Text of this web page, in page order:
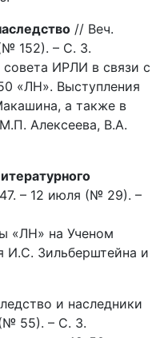
// Веч.
152). – С. 3.
ИРЛИ в связи с
«ЛН». Выступления
а также в
Алексеева, В.А.
– 12 июля (№ 29). –
на Ученом
И.С. Зильберштейна и
и наследники
(№ 55). – С. 3.